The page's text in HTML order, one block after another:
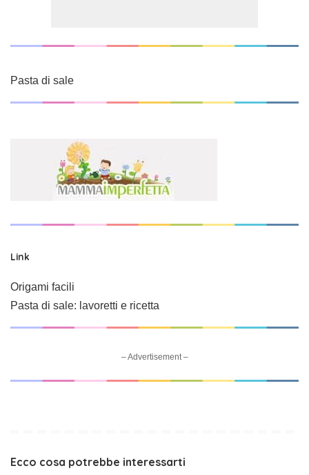
Pasta di sale
Link
Origami facili
Pasta di sale: lavoretti e ricetta
– Advertisement –
Ecco cosa potrebbe interessarti